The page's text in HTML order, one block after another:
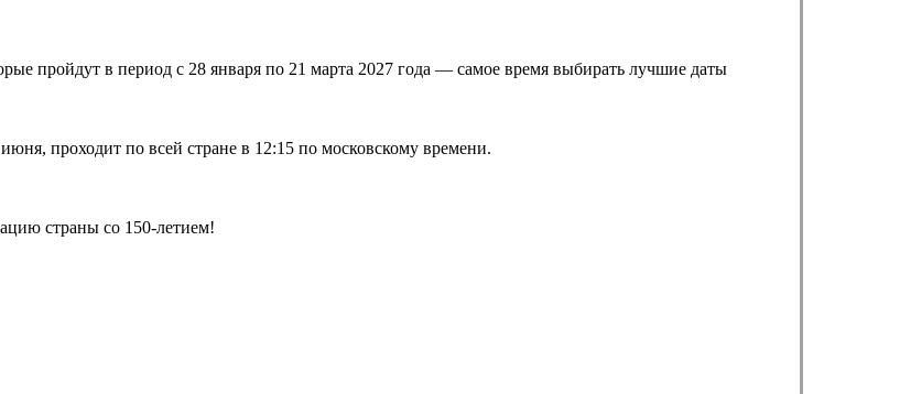
пройдут в период с 28 января по 21 марта 2027 года — самое время выбирать лучшие даты
проходит по всей стране в 12:15 по московскому времени.
страны со 150-летием!